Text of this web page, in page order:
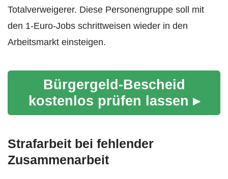
Totalverweigerer. Diese Personengruppe soll mit
den 1-Euro-Jobs schrittweisen wieder in den
Arbeitsmarkt einsteigen.
Bürgergeld-Bescheid
kostenlos prüfen lassen ▸
Strafarbeit bei fehlender
Zusammenarbeit